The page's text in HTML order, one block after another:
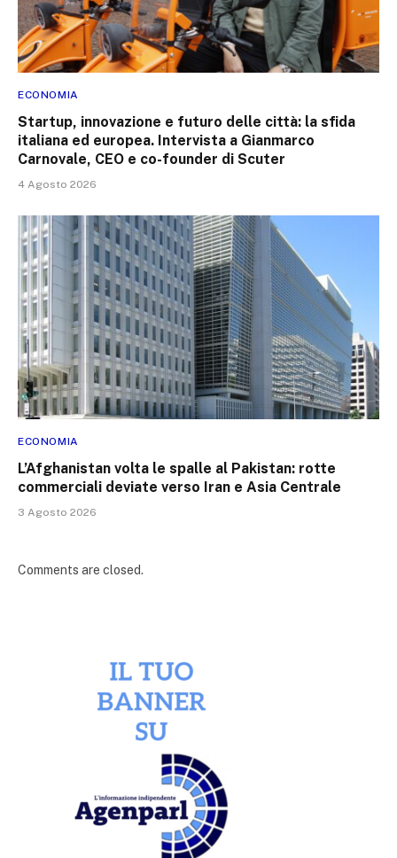
ECONOMIA
Startup, innovazione e futuro delle città: la sfida
italiana ed europea. Intervista a Gianmarco
Carnovale, CEO e co-founder di Scuter
4 Agosto 2026
ECONOMIA
L’Afghanistan volta le spalle al Pakistan: rotte
commerciali deviate verso Iran e Asia Centrale
3 Agosto 2026
Comments are closed.